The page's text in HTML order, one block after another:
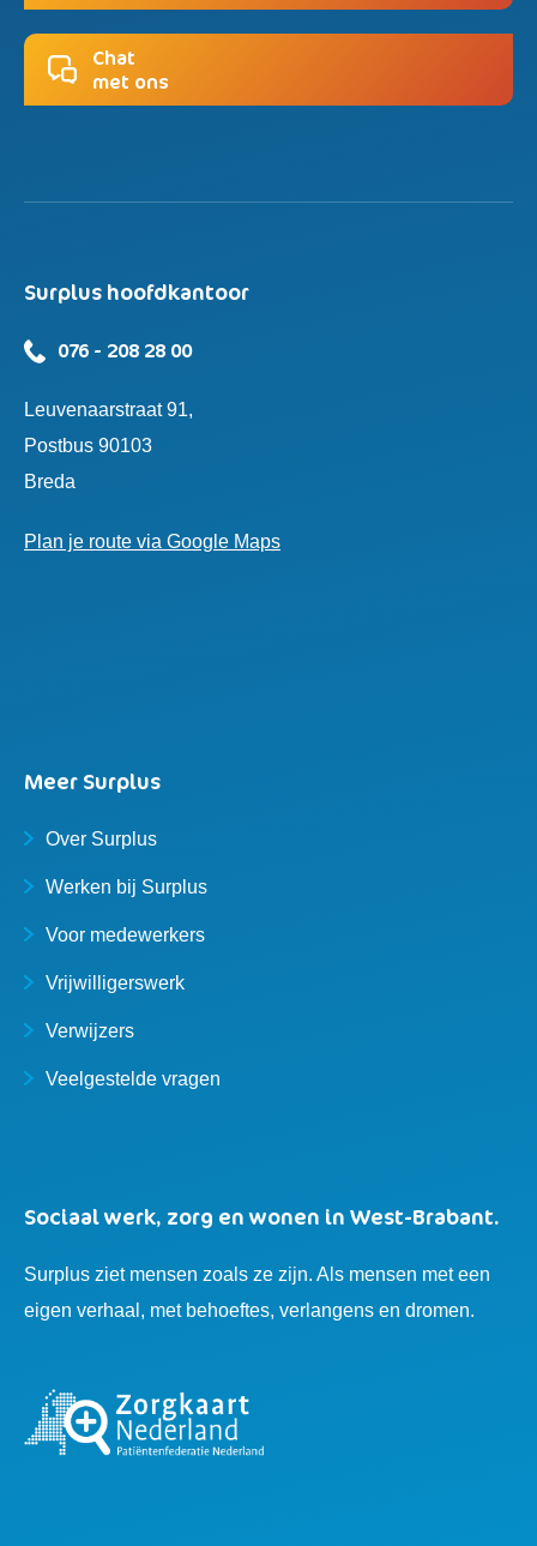
Chat
met ons
Surplus hoofdkantoor
076 - 208 28 00
Leuvenaarstraat 91,
Postbus 90103
Breda
Plan je route via Google Maps
Meer Surplus
Over Surplus
Werken bij Surplus
Voor medewerkers
Vrijwilligerswerk
Verwijzers
Veelgestelde vragen
Sociaal werk, zorg en wonen in West-Brabant.
Surplus ziet mensen zoals ze zijn. Als mensen met een
eigen verhaal, met behoeftes, verlangens en dromen.